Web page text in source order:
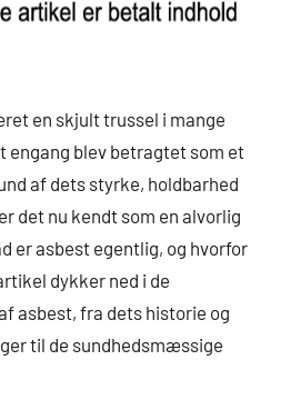
en skjult trussel i mange
engang blev betragtet som et
af dets styrke, holdbarhed
det nu kendt som en alvorlig
er asbest egentlig, og hvorfor
dykker ned i de
asbest, fra dets historie og
til de sundhedsmæssige